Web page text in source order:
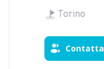
Torino
Contatta